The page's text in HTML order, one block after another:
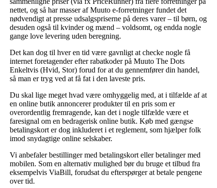
nettet, og så har masser af Muuto e-forretninger fundet det
nødvendigt at presse udsalgspriserne på deres varer – til børn, og
desuden også til kvinder og mænd – voldsomt, og endda nogle
gange love levering uden beregning.
Det kan dog til hver en tid være gavnligt at checke nogle få
internet foretagender efter rabatkoder på Muuto The Dots
Enkeltvis (Hvid, Stor) forud for at du gennemfører din handel,
så man er tryg ved at få fat i den laveste pris.
Du skal lige meget hvad være omhyggelig med, at i tilfælde af at
en online butik annoncerer produkter til en pris som er
overordentlig fremragende, kan det i nogle tilfælde være et
faresignal om en bedragerisk online butik. Køb med gængse
betalingskort er dog inkluderet i et reglement, som hjælper folk
imod snydagtige online selskaber.
Vi anbefaler bestillinger med betalingskort eller betalinger med
mobilen. Som en alternativ mulighed bør du bruge et tilbud fra
eksempelvis ViaBill, forudsat du efterspørger at betale pengene
over tid.